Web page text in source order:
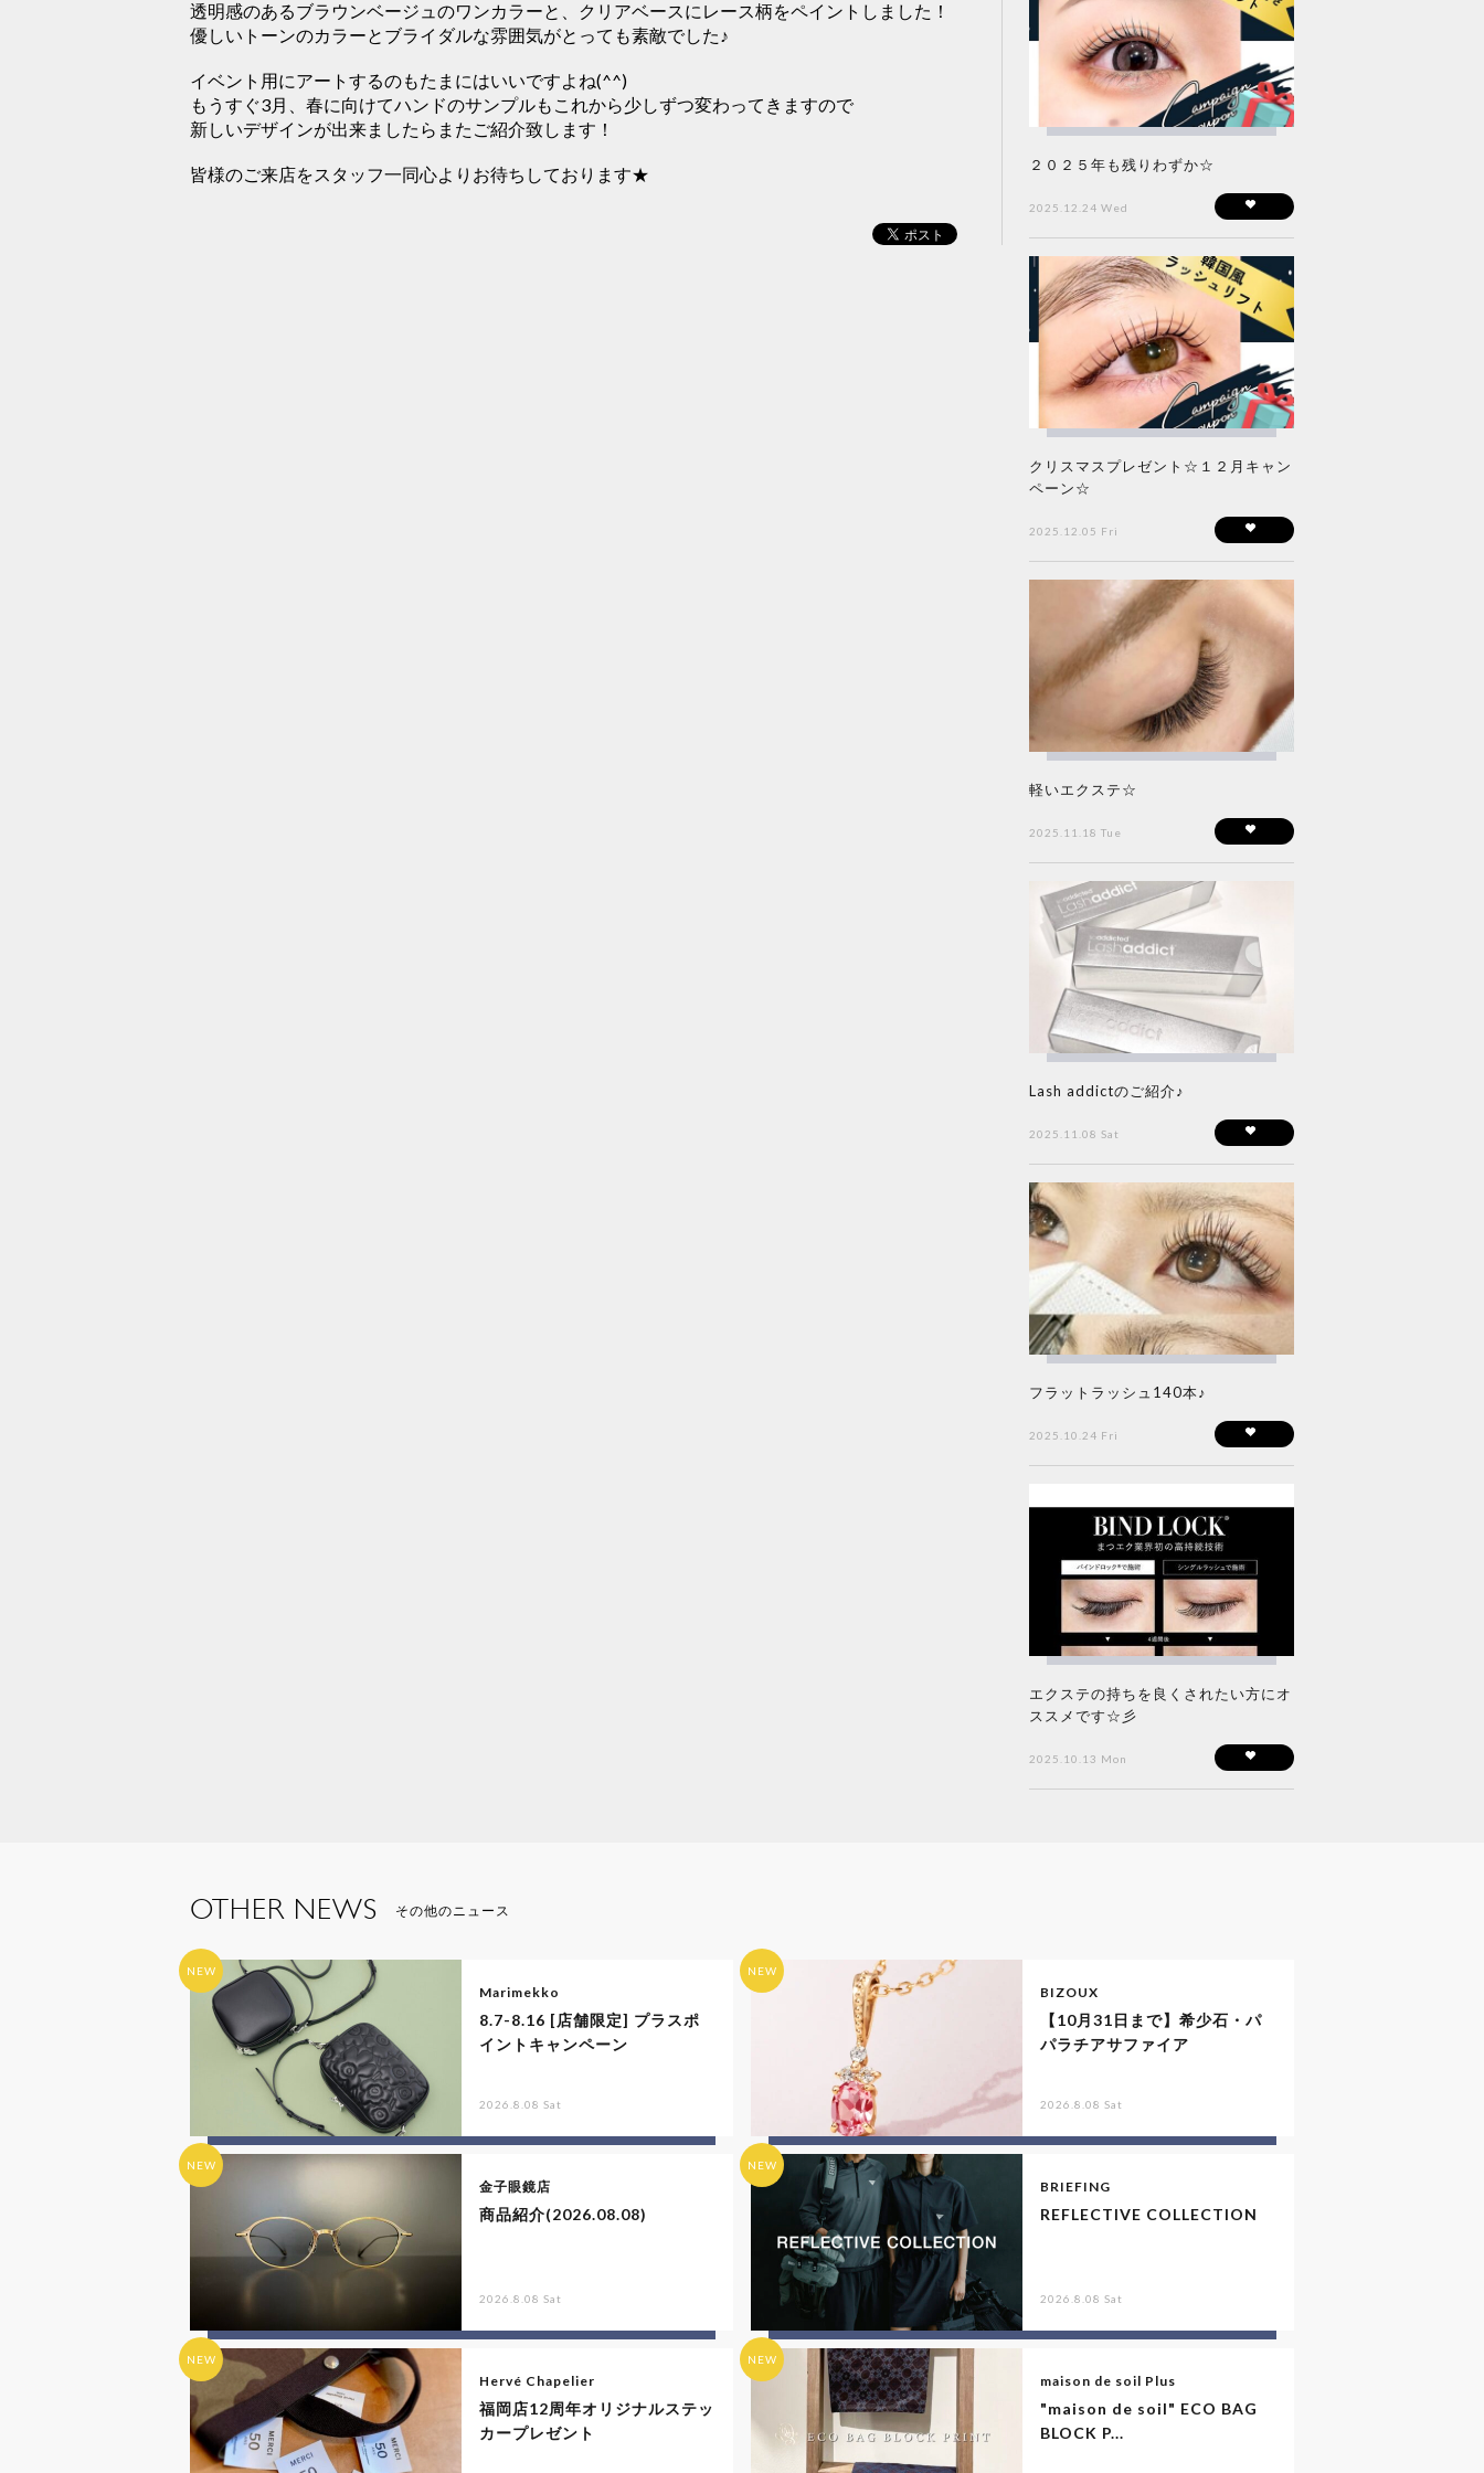
透明感のあるブラウンベージュのワンカラーと、クリアベースにレース柄をペイントしました！
優しいトーンのカラーとブライダルな雰囲気がとっても素敵でした♪
イベント用にアートするのもたまにはいいですよね(^^)
もうすぐ3月、春に向けてハンドのサンプルもこれから少しずつ変わってきますので
新しいデザインが出来ましたらまたご紹介致します！
皆様のご来店をスタッフ一同心よりお待ちしております★ ２０２５年も残りわずか☆
2025.12.24 Wed
クリスマスプレゼント☆１２月キャン
ペーン☆
2025.12.05 Fri
軽いエクステ☆
2025.11.18 Tue
Lash addictのご紹介♪
2025.11.08 Sat
フラットラッシュ140本♪
2025.10.24 Fri
エクステの持ちを良くされたい方にオ
ススメです☆彡
2025.10.13 Mon
OTHER NEWS その他のニュース
NEW
Marimekko
8.7-8.16 [店舗限定] プラスポ
イントキャンペーン
2026.8.08 Sat
NEW
BIZOUX
【10月31日まで】希少石・パ
パラチアサファイア
2026.8.08 Sat
NEW
金子眼鏡店
商品紹介(2026.08.08)
2026.8.08 Sat
NEW
BRIEFING
REFLECTIVE COLLECTION
2026.8.08 Sat
NEW
Hervé Chapelier
福岡店12周年オリジナルステッ
カープレゼント
NEW
maison de soil Plus
"maison de soil" ECO BAG
BLOCK P...